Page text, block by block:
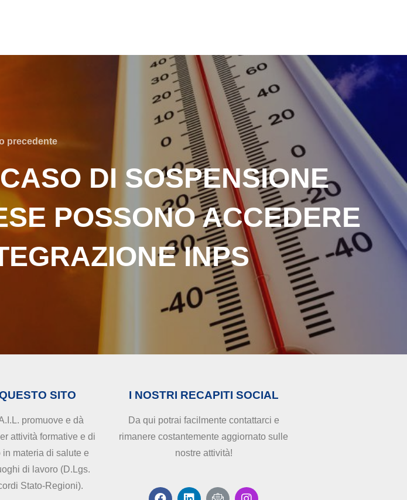
precedente
DI SOSPENSIONE
POSSONO ACCEDERE
INPS
SITO
promuove e dà
attività formative e di
materia di salute e
di lavoro (D.Lgs.
Stato-Regioni).
I NOSTRI RECAPITI SOCIAL
Da qui potrai facilmente contattarci e
rimanere costantemente aggiornato sulle
nostre attività!